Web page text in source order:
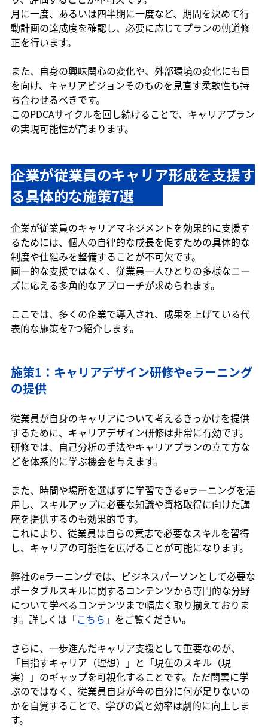
月に一度、あるいは四半期に一度など、期間を決めて行
動計画の達成度を確認し、必要に応じてプランの軌道修
正を行います。
また、自身の興味関心の変化や、外部環境の変化にも目
を向け、キャリアビジョンそのものを見直す柔軟性も持
ち合わせるべきです。
このPDCAサイクルを回し続けることで、キャリアプラン
の実現可能性が高まります。
企業が従業員のキャリア形成を支援す
る具体的な施策7選
企業が従業員のキャリアマネジメントを効果的に支援す
るためには、個人の自律的な成長を促すための具体的な
制度や仕組みを整備することが不可欠です。
画一的な支援ではなく、従業員一人ひとりの多様なニー
ズに応える多角的なアプローチが求められます。
ここでは、多くの企業で導入され、成果を上げている代
表的な施策を7つ紹介します。
施策1：キャリアデザイン研修やeラーニング
の提供
従業員が自身のキャリアについて考えるきっかけを提供
するために、キャリアデザイン研修は非常に有効です。
研修では、自己分析の手法やキャリアプランの立て方な
どを体系的に学ぶ機会を与えます。
また、時間や場所を選ばずに学習できるeラーニングを活
用し、スキルアップに必要な知識や資格取得に向けた講
座を提供するのも効果的です。
これにより、従業員は自らの意志で必要なスキルを習得
し、キャリアの可能性を広げることが可能になります。
弊社のeラーニングでは、ビジネスパーソンとして必要な
ポータブルスキルに関するコンテンツから専門的な分野
について学べるコンテンツまで幅広く取り揃えておりま
す。詳しくは「こちら 」をご覧ください。
さらに、一歩進んだキャリア支援として重要なのが、
「目指すキャリア（理想）」と「現在のスキル（現
実）」のギャップを可視化することです。ただ闇雲に学
ぶのではなく、従業員自身が今の自分に何が足りないの
かを自覚することで、学びの質と効率は劇的に向上しま
す。